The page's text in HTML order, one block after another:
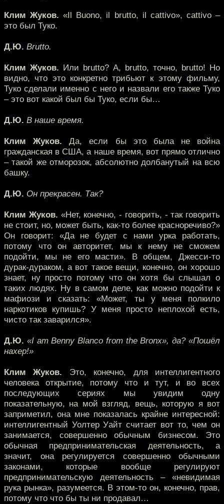
Клим Жуков. «Il Buono, il brutto, il cattivo», cattivo –
это был Туко.
Д.Ю. Brutto.
Клим Жуков. Или brutto? А, brutto, точно, brutto! Но
видно, что это конкретно трибьют к этому фильму,
Туко сделали именно с него и назвали его также Туко
– это вот какой был бы Туко, если бы…
Д.Ю. В наше время.
Клим Жуков. Да, если бы это была не война
гражданская в США, а наше время, вот прямо отлично
– такой же отморозок, абсолютно долбанутый на всю
башку.
Д.Ю. Он прекрасен. Так?
Клим Жуков. «Нет, конечно, - говорить, - так говорить
не стоит, но, может быть, как-то более красноречиво?»
Он говорит: «Да не будет с нами урка работать,
потому что он авторитет, мы к нему не сможем
подойти, мы не его масти». В общем, Джесси-то
дурак-дураком, а вот такое вещи, конечно, он хорошо
знает, ну просто потому что он хотя бы слышал о
таких людях. Ну в самом деле, как можно подойти к
мафиози и сказать: «Может, ты у меня полкило
наркотиков купишь? У меня просто неплохой есть,
чисто так заварился».
Д.Ю. «I am Benny Blanco from the Bronx», да? «Пошёл
нахер!»
Клим Жуков. Это, конечно, для интеллигентного
человека открытие, потому что и тут, и во всех
последующих сериях мы увидим одну
показательную, на мой взгляд, вещь, которую я вот
заприметил, она мне показалась крайне интересной:
интеллигентный Уолтер Уайт считает вот то, чем он
занимается, совершенно обычным бизнесом. Это
обычная предпринимательская деятельность, а
значит, она регулируется совершенно обычными
законами, которые вообще регулируют
предпринимательскую деятельность – «невидимая
рука рынка», разумеется. В этом-то он, конечно, прав,
потому что что бы ты ни продавал…